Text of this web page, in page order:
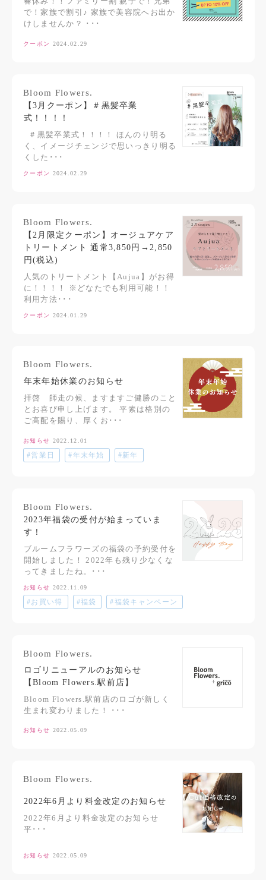
で！家族で割引♪ 家族で美容院へお出か
けしませんか？ ･･･
クーポン 2024.02.29
Bloom Flowers.
【3月クーポン】＃黒髪卒業
式！！！！
＃黒髪卒業式！！！！ ほんのり明る
く、イメージチェンジで思いっきり明る
くした･･･
クーポン 2024.02.29
Bloom Flowers.
【2月限定クーポン】オージュアケア
トリートメント 通常3,850円→2,850
円(税込)
人気のトリートメント【Aujua】がお得
に！！！！ ※どなたでも利用可能！！
利用方法･･･
クーポン 2024.01.29
Bloom Flowers.
年末年始休業のお知らせ
拝啓 師走の候、ますますご健勝のこと
とお喜び申し上げます。 平素は格別の
ご高配を賜り、厚くお･･･
お知らせ 2022.12.01
#営業日 #年末年始 #新年
Bloom Flowers.
2023年福袋の受付が始まっていま
す！
ブルームフラワーズの福袋の予約受付を
開始しました！ 2022年も残り少なくな
ってきましたね。･･･
お知らせ 2022.11.09
#お買い得 #福袋 #福袋キャンペーン
Bloom Flowers.
ロゴリニューアルのお知らせ
【Bloom Flowers.駅前店】
Bloom Flowers.駅前店のロゴが新しく
生まれ変わりました！ ･･･
お知らせ 2022.05.09
Bloom Flowers.
2022年6月より料金改定のお知らせ
2022年6月より料金改定のお知らせ
平･･･
お知らせ 2022.05.09